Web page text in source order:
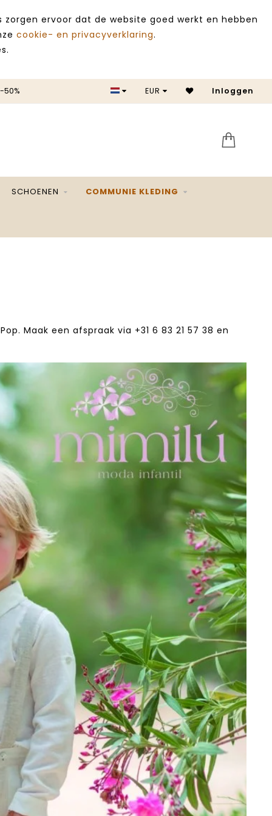
ervoor dat de website goed werkt en hebben
cookie- en privacyverklaring.
SALE -50% EUR Inloggen
SCHOENEN COMMUNIE KLEDING
Maak een afspraak via +31 6 83 21 57 38‬ en